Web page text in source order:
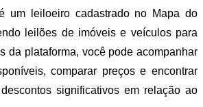
um leiloeiro cadastrado no Mapa do
leilões de imóveis e veículos para
da plataforma, você pode acompanhar
comparar preços e encontrar
significativos em relação ao